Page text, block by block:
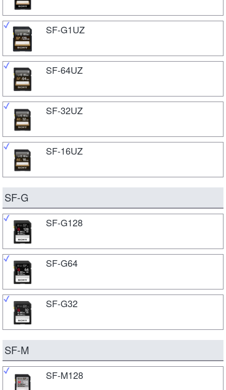
SF-G1UZ
SF-64UZ
SF-32UZ
SF-16UZ
SF-G
SF-G128
SF-G64
SF-G32
SF-M
SF-M128